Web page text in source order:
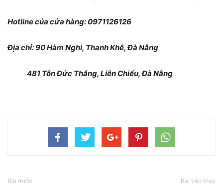
Hotline của cửa hàng:0971126126
Địa chỉ: 90 Hàm Nghi, Thanh Khê, Đà Nẵng
481 Tôn Đức Thắng, Liên Chiểu, Đà Nẵng
Bài trước Bài tiếp theo